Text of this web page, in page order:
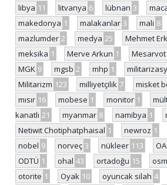
libya 11 litvanya 6 lübnan 3
makedonya 1 malakanlar 3 mali 8
mazlumder 2 medya 25 Mehmet
meksika 1 Merve Arkun 1 Mesarvot
MGK 9 mgsb 2 mhp 1
Militarizm 123 milliyetçilik 7 misket
mısır 16 mobese 1 monitor 1
kanatlı 21 myanmar 8 namibya 1
Netiwit Chotiphatphaisal 1 newroz 1
nobel 9 norveç 3 nükleer 113
ODTÜ 1 ohal 43 ortadoğu 15
otorite 1 Oyak 10 oyuncak silah 4